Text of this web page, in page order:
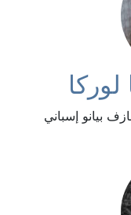
بيانو إسباني